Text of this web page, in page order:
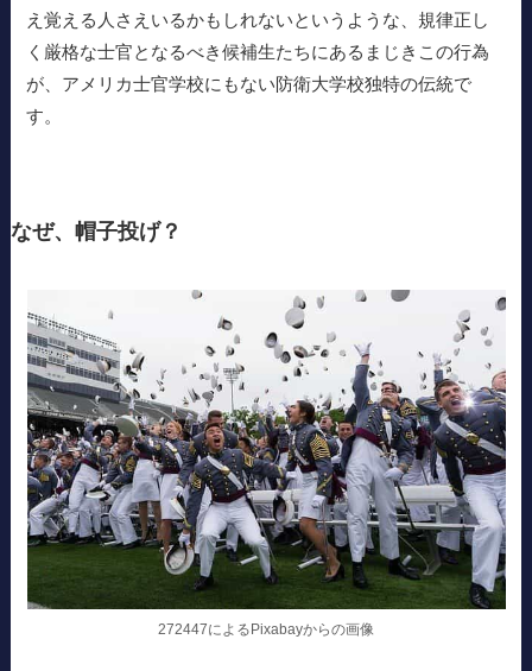
え覚える人さえいるかもしれないというような、規律正し
く厳格な士官となるべき候補生たちにあるまじきこの行為
が、アメリカ士官学校にもない防衛大学校独特の伝統で
す。
なぜ、帽子投げ？
272447によるPixabayからの画像